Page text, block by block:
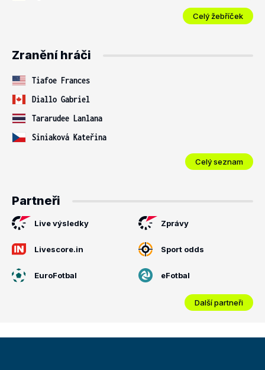
Celý žebříček
Zranění hráči
Tiafoe Frances
Diallo Gabriel
Tararudee Lanlana
Siniaková Kateřina
Celý seznam
Partneři
Live výsledky Zprávy
Livescore.in Sport odds
EuroFotbal eFotbal
Další partneři